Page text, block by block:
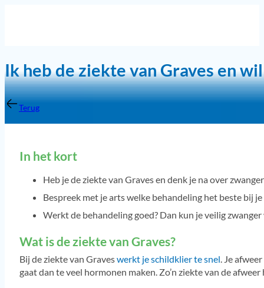
Ik heb de ziekte van Graves en
Terug
In het kort
Heb je de ziekte van Graves en denk je na over
Bespreek met je arts welke behandeling het beste bij
Werkt de behandeling goed? Dan kun je veilig
Wat is de ziekte van Graves?
Bij de ziekte van Graveswerkt je schildklier te snel. Je
gaat dan te veel hormonen maken. Zo’n ziekte van de